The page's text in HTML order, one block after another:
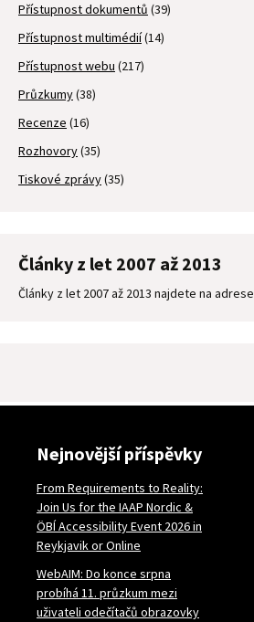
Přístupnost dokumentů (39)
Přístupnost multimédií(14)
Přístupnost webu (217)
Průzkumy(38)
Recenze (16)
Rozhovory(35)
Tiskové zprávy(35)
Články z let 2007 až 2013
Články z let 2007 až 2013 najdete na adrese
Nejnovější příspěvky
From Requirements to Reality:
Join Us for the IAAP Nordic &
ÖBÍ Accessibility Event 2026 in
Reykjavik or Online
WebAIM: Do konce srpna
probíhá 11. průzkum mezi
uživateli odečítačů obrazovky